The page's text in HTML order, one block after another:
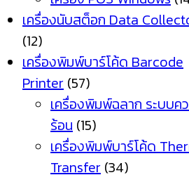
เครื่องนับสต็อก Data
(12)
เครื่องพิมพ์บาร์โค้ด Barcode
Printer (57)
เครื่องพิมพ์ฉลาก ระบบค
ร้อน (15)
เครื่องพิมพ์บาร์โค้ด
Transfer (34)